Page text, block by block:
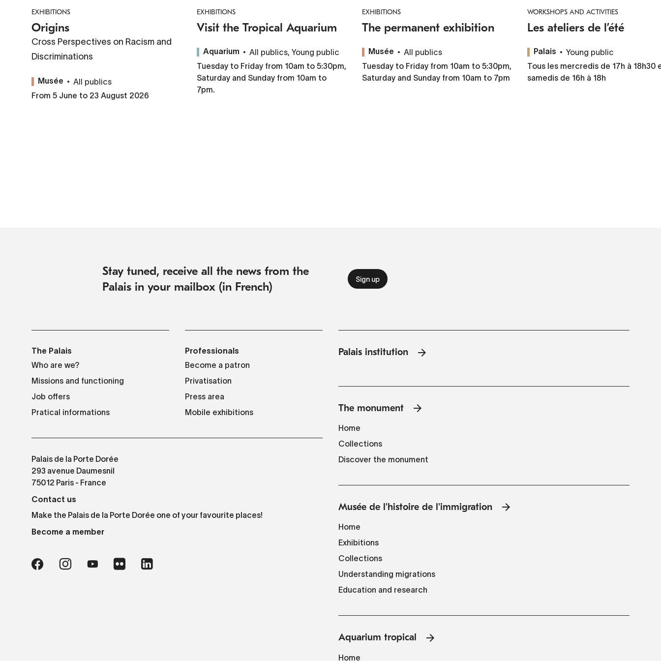
EXHIBITIONS
Origins
Cross Perspectives on Racism and
Discriminations
Musée
All publics
From 5 June to 23 August 2026
EXHIBITIONS
Visit the Tropical Aquarium
Aquarium
All publics, Young public
Tuesday to Friday from 10am to 5:30pm,
Saturday and Sunday from 10am to
7pm.
EXHIBITIONS
The permanent exhibition
Musée
All publics
Tuesday to Friday from 10am to 5:30pm,
Saturday and Sunday from 10am to 7pm
WORKSHOPS AND ACTIVITIES
Les ateliers de l’été
Palais
Young public
Tous les mercredis de 17h à 18h30
samedis de 16h à 18h
Stay tuned, receive all the news from the
Palais in your mailbox (in French)
The Palais
Who are we?
Missions and functioning
Job offers
Pratical informations
Professionals
Become a patron
Privatisation
Press area
Mobile exhibitions
Palais de la Porte Dorée
293 avenue Daumesnil
75012 Paris - France
Contact us
Make the Palais de la Porte Dorée one of your favourite places!
Become a member
Palais institution
The monument
Home
Collections
Discover the monument
Musée de l'histoire de l'immigration
Home
Exhibitions
Collections
Understanding migrations
Education and research
Aquarium tropical
Home